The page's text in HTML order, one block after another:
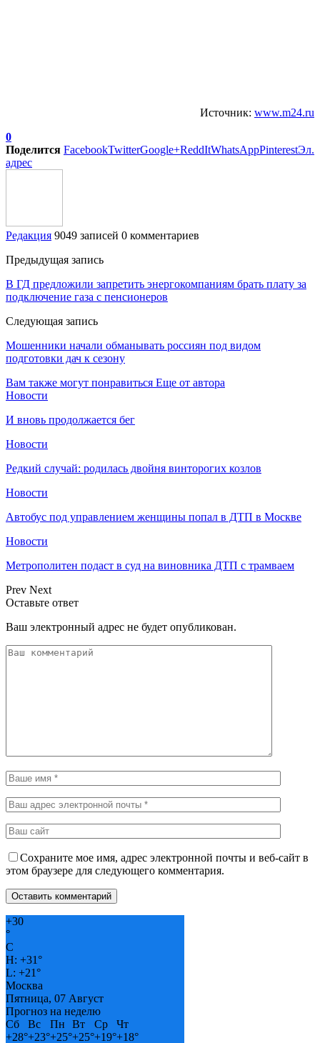
Источник: www.m24.ru
0
Поделится FacebookTwitterGoogle+ReddItWhatsAppPinterestЭл.
адрес
Редакция 9049 записей 0 комментариев
Предыдущая запись
В ГД предложили запретить энергокомпаниям брать плату за
подключение газа с пенсионеров
Следующая запись
Мошенники начали обманывать россиян под видом
подготовки дач к сезону
Вам также могут понравиться Еще от автора
Новости
И вновь продолжается бег
Новости
Редкий случай: родилась двойня винторогих козлов
Новости
Автобус под управлением женщины попал в ДТП в Москве
Новости
Метрополитен подаст в суд на виновника ДТП с трамваем
Prev Next
Оставьте ответ
Ваш электронный адрес не будет опубликован.
Сохраните мое имя, адрес электронной почты и веб-сайт в
этом браузере для следующего комментария.
+30
°
C
H: +31°
L: +21°
Москва
Пятница, 07 Август
Прогноз на неделю
Сб
Вс Пн Вт Ср
Чт
+28°+23°+25°+25°+19°+18°